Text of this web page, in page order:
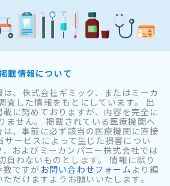
載情報について
、株式会社ギミック、またはミーカ
査した情報をもとにしています。 出
に努めておりますが、内容を完全に
ません。 掲載されている医療機関へ
、事前に必ず該当の医療機関に直接
サービスによって生じた損害につい
およびミーカンパニー株式会社では
負わないものとします。 情報に誤り
ですが お問い合わせフォーム より編
だけますようお願いいたします。